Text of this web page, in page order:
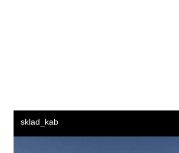
Братск Сыктывкар Ангарск Старый
Орск Псков Абакан Армавир Бийск
Уссурийск Норильск Прокопьевск